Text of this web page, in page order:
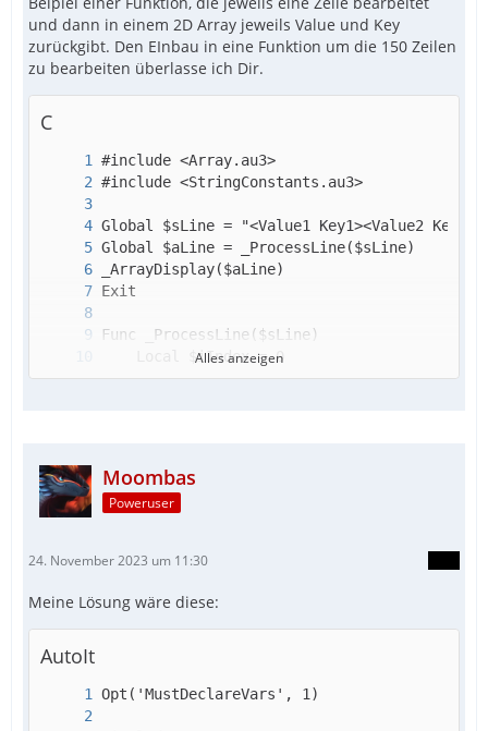
und dann in einem 2D Array jeweils Value und Key
zurückgibt. Den EInbau in eine Funktion um die 150 Zeilen
zu bearbeiten überlasse ich Dir.
C
Alles anzeigen
Moombas
Poweruser
24. November 2023 um 11:30
Meine Lösung wäre diese:
AutoIt